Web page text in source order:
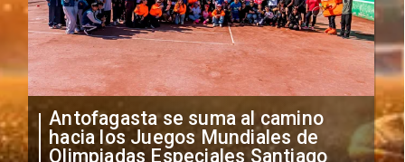
"Falta de profesionalismo": Sifup
anuncia medidas por situación
irregular de futbolistas